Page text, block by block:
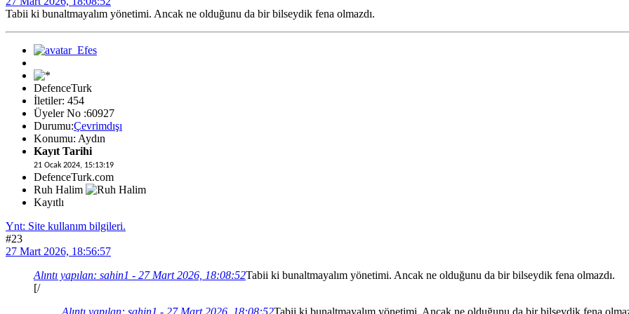
Tabii ki bunaltmayalım yönetimi. Ancak ne olduğunu da bir bilseydik fena olmazdı.
DefenceTurk
İletiler: 454
Üyeler No :60927
Durumu:Çevrimdışı
Konumu: Aydın
Kayıt Tarihi
21 Ocak 2024, 15:13:19
DefenceTurk.com
Ruh Halim
Kayıtlı
Ynt: Site kullanım bilgileri.
#23
27 Mart 2026, 18:56:57
Alıntı yapılan: sahin1 - 27 Mart 2026, 18:08:52Tabii ki bunaltmayalım yönetimi. Ancak ne olduğunu da bir bilseydik fena olmazdı.
[/
Alıntı yapılan: sahin1 - 27 Mart 2026, 18:08:52Tabii ki bunaltmayalım yönetimi. Ancak ne olduğunu da bir bilseydik fena